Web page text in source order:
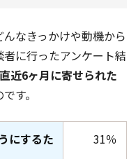
なきっかけや動機から
に行ったアンケート結
近6ヶ月に寄せられた
す。
にするた
31％